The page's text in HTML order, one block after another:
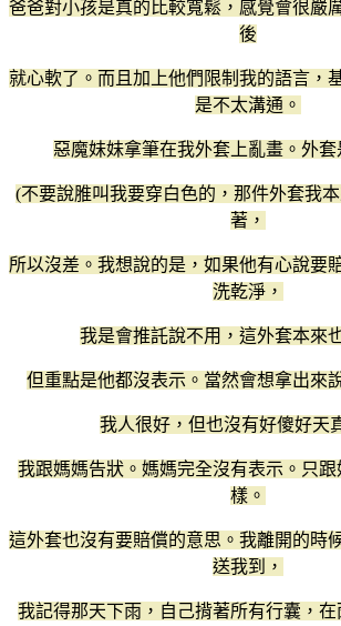
爸爸對小孩是真的比較寬鬆，感覺會很嚴
後
就心軟了。而且加上他們限制我的語言，
是不太溝通。
惡魔妹妹拿筆在我外套上亂畫。外套
(不要說脽叫我要穿白色的，那件外套我
著，
所以沒差。我想說的是，如果他有心說要
洗乾淨，
我是會推託說不用，這外套本來
但重點是他都沒表示。當然會想拿出來
我人很好，但也沒有好傻好天
我跟媽媽告狀。媽媽完全沒有表示。只
樣。
這外套也沒有要賠償的意思。我離開的時
送我到，
我記得那天下雨，自己揹著所有行囊，